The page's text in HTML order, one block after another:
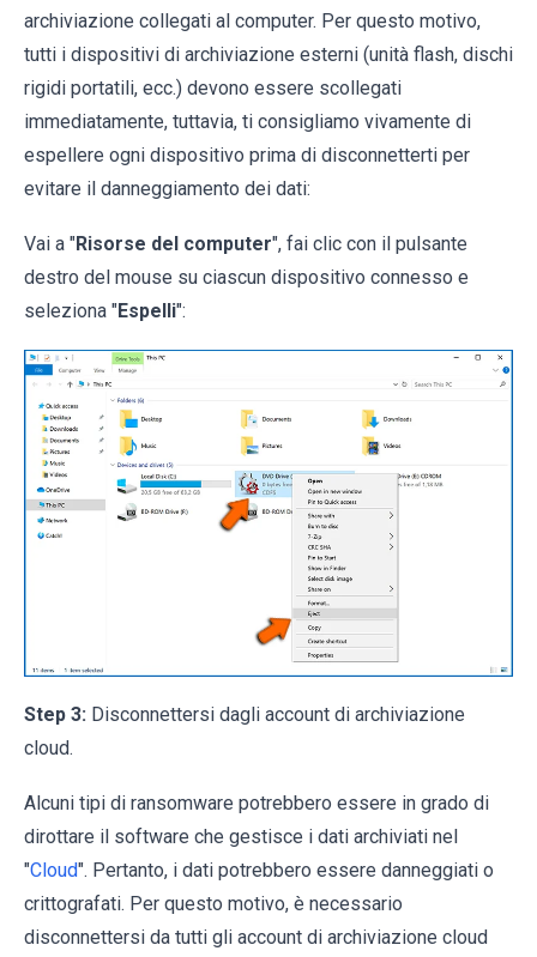
archiviazione collegati al computer. Per questo motivo,
tutti i dispositivi di archiviazione esterni (unità flash, dischi
rigidi portatili, ecc.) devono essere scollegati
immediatamente, tuttavia, ti consigliamo vivamente di
espellere ogni dispositivo prima di disconnetterti per
evitare il danneggiamento dei dati:
Vai a "Risorse del computer", fai clic con il pulsante
destro del mouse su ciascun dispositivo connesso e
seleziona "Espelli":
Step 3: Disconnettersi dagli account di archiviazione
cloud.
Alcuni tipi di ransomware potrebbero essere in grado di
dirottare il software che gestisce i dati archiviati nel
"Cloud". Pertanto, i dati potrebbero essere danneggiati o
crittografati. Per questo motivo, è necessario
disconnettersi da tutti gli account di archiviazione cloud